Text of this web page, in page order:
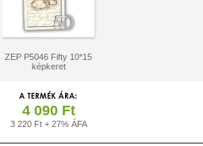
ZEP P5046 Fifty 10*15
képkeret
4 090 Ft
3 220 Ft + 27% ÁFA